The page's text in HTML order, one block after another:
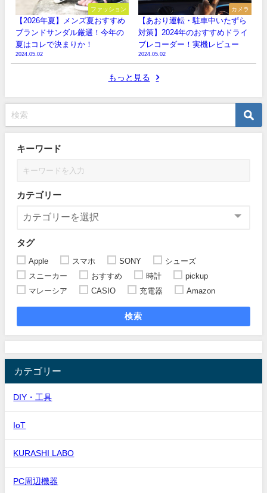
ファッション
【2026年夏】メンズ夏おすすめ
ブランドサンダル厳選！今年の
夏はコレで決まりか！
2024.05.02
カメラ
【あおり運転・駐車中いたずら
対策】2024年のおすすめドライ
ブレコーダー！実機レビュー
2024.05.02
もっと見る
キーワード
カテゴリー
タグ
Apple スマホ SONY
シューズ
スニーカー
おすすめ 時計
pickup
マレーシア
CASIO 充電器 Amazon
検索
カテゴリー
DIY・工具
IoT
KURASHI LABO
PC周辺機器